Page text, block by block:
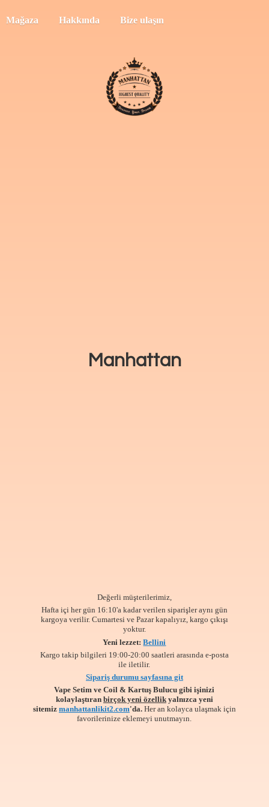
Mağaza Hakkında Bize ulaşın
Manhattan
Değerli müşterilerimiz,
Hafta içi her gün 16:10'a kadar verilen siparişler aynı gün
kargoya verilir. Cumartesi ve Pazar kapalıyız, kargo çıkışı
yoktur.
Yeni lezzet:Bellini
Kargo takip bilgileri 19:00-20:00 saatleri arasında e-posta
ile iletilir.
Sipariş durumu sayfasına git
Vape Setim ve Coil & Kartuş Bulucu gibi işinizi
kolaylaştıran birçok yeni özellikyalnızca yeni
sitemiz manhattanlikit2.com'da. Her an kolayca ulaşmak için
favorilerinizeeklemeyi unutmayın.